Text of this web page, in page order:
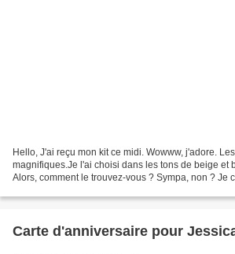
Hello, J'ai reçu mon kit ce midi. Wowww, j'adore.
magnifiques.Je l'ai choisi dans les tons de beige et
Alors, comment le trouvez-vous ? Sympa, non ? Je
Carte d'anniversaire pour